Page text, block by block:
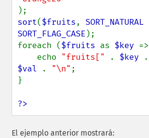
sort($fruits, SORT_NATURAL
SORT_FLAG_CASE );
foreach ($fruits as $key =>
    echo
"fruits[" . $key .
$val
. "\n" ;
}
?>
El ejemplo anterior mostrará: